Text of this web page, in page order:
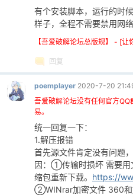
有个安装脚本，运行的时
样子，全程不需要禁用网络
【吾爱破解论坛总版规】 - [
回复
poemplayer 2020-7-20
吾爱破解论坛没有任何官方
易。
统一回复一下：
1.解压报错
首先源文件肯定没有问题
因：①传输时损坏 需要用
缩包重新下载。 https://
②WINrar加密文件 360和